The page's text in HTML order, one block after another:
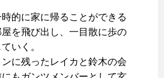
的に家に帰ることができる
を飛び出し、一目散に歩の
いく。
に残ったレイカと鈴木の会